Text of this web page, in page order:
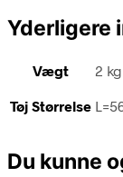
Yderligere
Vægt 2 kg
Tøj Størrelse
Du kunne